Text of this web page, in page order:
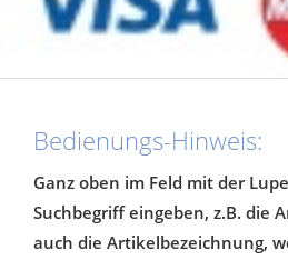
Bedienungs-Hinweis:
Ganz oben im Feld mit der
Suchbegriff eingeben, z.B. die
auch die Artikelbezeichnung,